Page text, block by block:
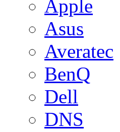
Apple
Asus
Averatec
BenQ
Dell
DNS